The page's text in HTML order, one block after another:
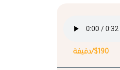
$190/دقيقة